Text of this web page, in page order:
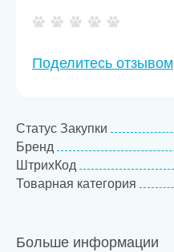
Поделитесь отзывом
Статус Закупки
Бренд
ШтрихКод
Товарная категория
Больше информации